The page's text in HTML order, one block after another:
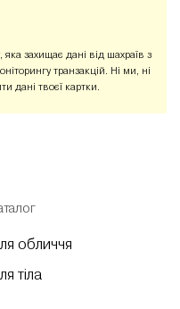
захищає дані від шахраїв з
транзакцій. Ні ми, ні
дані твоєї картки.
обличчя
тіла